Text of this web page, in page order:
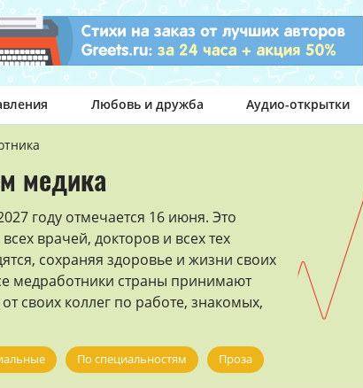
Любовь и дружба Аудио-открытки
медика
году отмечается 16 июня. Это
врачей, докторов и всех тех
сохраняя здоровье и жизни своих
медработники страны принимают
своих коллег по работе, знакомых,
По специальностям Проза